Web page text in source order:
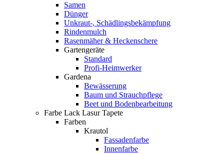
Samen
Dünger
Unkraut-, Schädlingsbekämpfung
Rindenmulch
Rasenmäher & Heckenschere
Gartengeräte
Standard
Profi-Heimwerker
Gardena
Bewässerung
Baum und Strauchpflege
Beet und Bodenbearbeitung
Farbe Lack Lasur Tapete
Farben
Krautol
Fassadenfarbe
Innenfarbe